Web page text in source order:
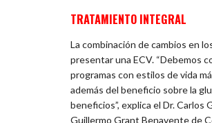
TRATAMIENTO INTEGRAL
La combinación de cambios en
presentar una ECV. “Debemos
programas con estilos de vida
además del beneficio sobre la
beneficios”, explica el Dr.
Guillermo Grant Benavente de